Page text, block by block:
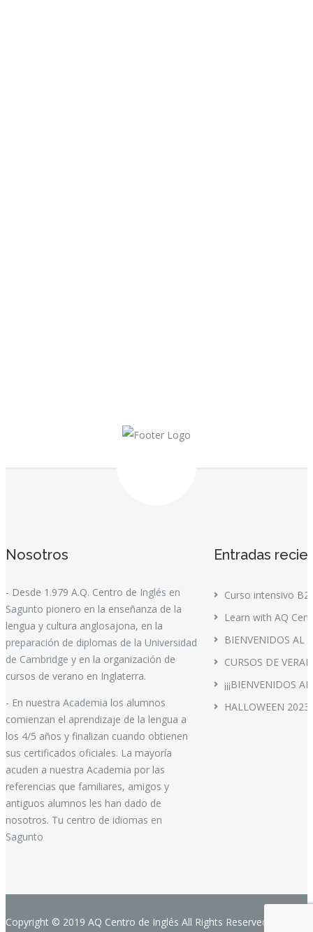
Nosotros
- Desde 1.979 A.Q. Centro de Inglés en
Sagunto pionero en la enseñanza de la
lengua y cultura anglosajona, en la
preparación de diplomas de la Universidad
de Cambridge y en la organización de
cursos de verano en Inglaterra.
- En nuestra Academia los alumnos
comienzan el aprendizaje de la lengua a
los 4/5 años y finalizan cuando obtienen
sus certificados oficiales. La mayoría
acuden a nuestra Academia por las
referencias que familiares, amigos y
antiguos alumnos les han dado de
nosotros. Tu centro de idiomas en
Sagunto
Entradas
Curso intensivo B2
Learn with AQ
BIENVENIDOS AL
CURSOS DE
¡¡¡BIENVENIDOS
HALLOWEEN 2023
Copyright © 2019 AQ Centro de Inglés All Rights Reserved